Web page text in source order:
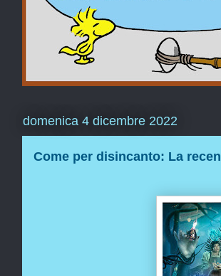
domenica 4 dicembre 2022
Come per disincanto: La